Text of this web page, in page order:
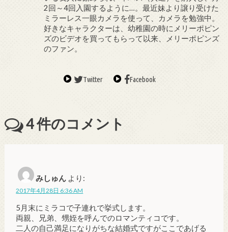
2回～4回入園するように…。最近妹より譲り受けた
ミラーレス一眼カメラを使って、カメラを勉強中。
好きなキャラクターは、幼稚園の時にメリーポピン
ズのビデオを買ってもらって以来、メリーポピンズ
のファン。
Twitter Facebook
4件のコメント
みしゅん より:
2017年4月28日 6:36 AM
5月末にミラコで子連れで挙式します。
両親、兄弟、甥姪を呼んでのロマンティコです。
二人の自己満足になりがちな結婚式ですがここであげる